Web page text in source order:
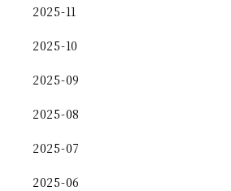
2025-11
2025-10
2025-09
2025-08
2025-07
2025-06